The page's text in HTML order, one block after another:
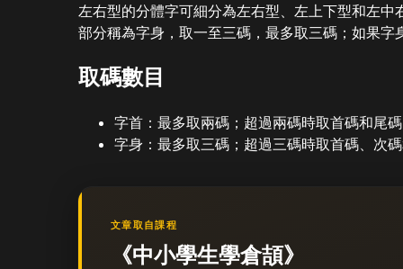
左右型的分體字可細分為左右型、左上下型和左
部分稱為字身，取一至三碼，最多取三碼；如果
取碼數目
字首：最多取兩碼；超過兩碼時取首碼和尾
字身：最多取三碼；超過三碼時取首碼、次
文章取自課程
《中小學生學倉頡》